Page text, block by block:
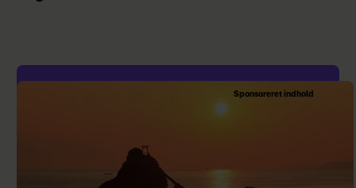
Sponsoreret indhold